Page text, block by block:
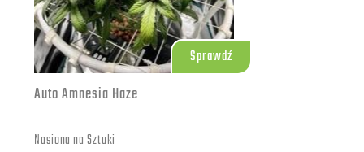
Sprawdź
Auto Amnesia Haze
Nasiona na Sztuki